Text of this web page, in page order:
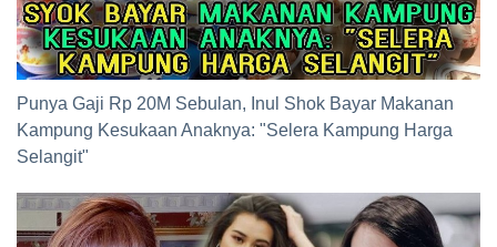
Punya Gaji Rp 20M Sebulan, Inul Shok Bayar Makanan
Kampung Kesukaan Anaknya: "Selera Kampung Harga
Selangit"